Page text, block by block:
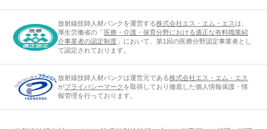
放射線技師人材バンクを運営する株式会社エス・エム・エスは、
厚生労働省の「 医療・介護・保育分野における適正な有料職業紹
介事業者の認定制度 」において、第1回の医療分野認定事業者とし
て認定されております。
放射線技師人材バンクは運営元である株式会社エス・エム・エス
がプライバシーマーク を取得しており徹底した個人情報保護・情
報管理を行っております。